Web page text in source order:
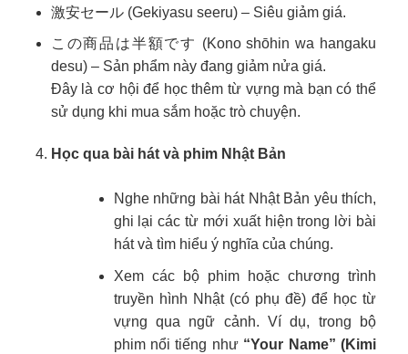
激安セール (Gekiyasu seeru) – Siêu giảm giá.
この商品は半額です (Kono shōhin wa hangaku
desu) – Sản phẩm này đang giảm nửa giá.
Đây là cơ hội để học thêm từ vựng mà bạn có thể
sử dụng khi mua sắm hoặc trò chuyện.
Học qua bài hát và phim Nhật Bản
Nghe những bài hát Nhật Bản yêu thích,
ghi lại các từ mới xuất hiện trong lời bài
hát và tìm hiểu ý nghĩa của chúng.
Xem các bộ phim hoặc chương trình
truyền hình Nhật (có phụ đề) để học từ
vựng qua ngữ cảnh. Ví dụ, trong bộ
phim nổi tiếng như “Your Name” (Kimi